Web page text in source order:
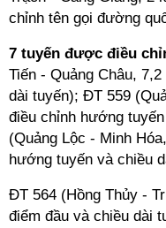
chỉnh tên gọi đường
7 tuyến được điều
Tiến - Quảng Châu,
dài tuyến); ĐT 559
điều chỉnh hướng
(Quảng Lộc - Minh
hướng tuyến và chiều
ĐT 564 (Hồng Thủy -
điểm đầu và chiều dài